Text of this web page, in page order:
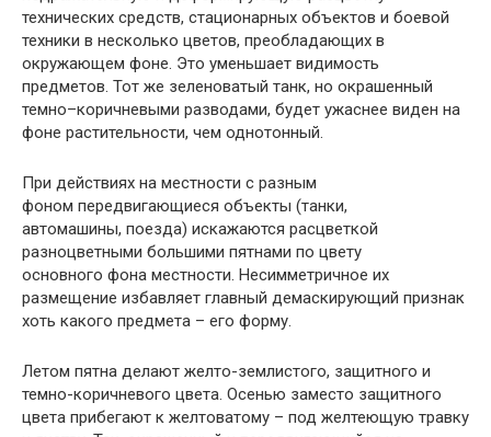
технических средств, стационарных объектов и боевой
техники в несколько цветов, преобладающих в
окружающем фоне. Это уменьшает видимость
предметов. Тот же зеленоватый танк, но окрашенный
темно–коричневыми разводами, будет ужаснее виден на
фоне растительности, чем однотонный.
При действиях на местности с разным
фоном передвигающиеся объекты (танки,
автомашины, поезда) искажаются расцветкой
разноцветными большими пятнами по цвету
основного фона местности. Несимметричное их
размещение избавляет главный демаскирующий признак
хоть какого предмета – его форму.
Летом пятна делают желто-землистого, защитного и
темно-коричневого цвета. Осенью заместо защитного
цвета прибегают к желтоватому – под желтеющую травку